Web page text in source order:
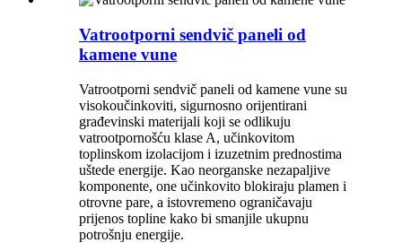
Vatrootporni sendvič paneli od
kamene vune
Vatrootporni sendvič paneli od kamene vune su
visokoučinkoviti, sigurnosno orijentirani
građevinski materijali koji se odlikuju
vatrootpornošću klase A, učinkovitom
toplinskom izolacijom i izuzetnim prednostima
uštede energije. Kao neorganske nezapaljive
komponente, one učinkovito blokiraju plamen i
otrovne pare, a istovremeno ograničavaju
prijenos topline kako bi smanjile ukupnu
potrošnju energije.